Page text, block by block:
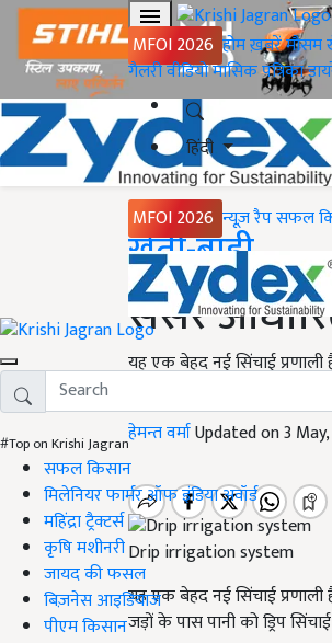
MFOI 2026 होमख़बरेंमौसम
गैलरीवीडियोमासिक पत्रिका
हिंदी
MFOI 2026 न्यूज़ रैपसफल
#Top on Krishi Jagran
सफल किसान
मिलेनियर फार्मर ऑफ इंडिया अवॉर्ड
महिंद्रा ट्रैक्टर्स
कृषि मशीनरी
जायद की फसल
बिज़नेस आइडियाज
पीएम किसान
Home
खेती-बाड़ी
सेंसर
यह एक बेहद नई सिंचाई प्रणाली
हेमन्त वर्माUpdated on 3
Drip irrigation system
यह एक बेहद नई सिंचाई प्रणाली
जड़ों के पास पानी को ड्रिप